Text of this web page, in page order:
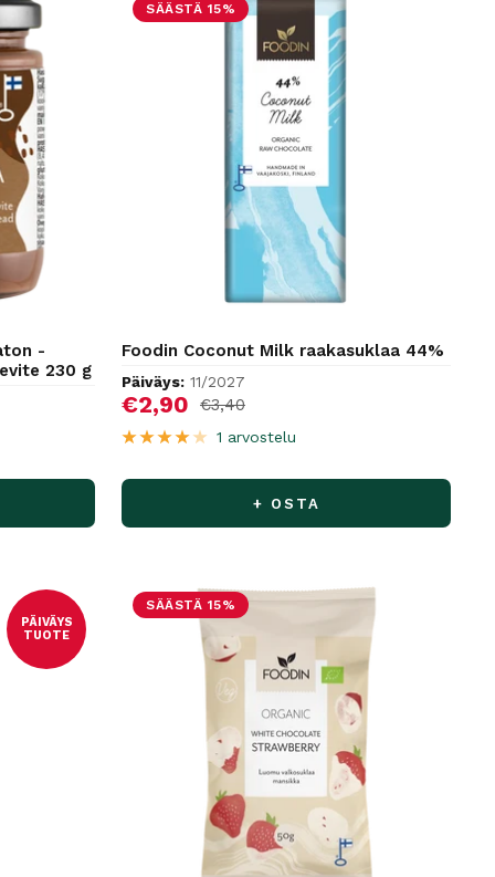
-
230 g
SÄÄSTÄ 15%
Foodin Coconut Milk raakasuklaa 44%
Päiväys: 11/2027
Alennushinta
€2,90 Normaalihinta
€3,40
1 arvostelu
+ OSTA
PÄIVÄYS
TUOTE
SÄÄSTÄ 15%